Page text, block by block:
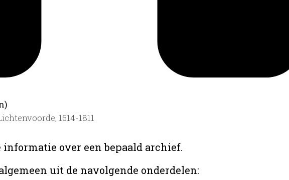
1614-1811
over een bepaald archief.
uit de navolgende onderdelen: